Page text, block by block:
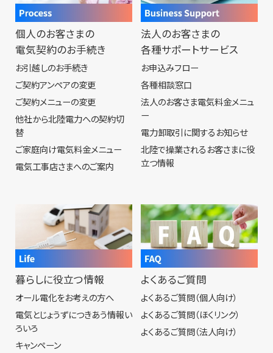
個人のお客さまの
電気契約のお手続き
お引越しのお手続き
ご契約アンペアの変更
ご契約メニューの変更
他社から北陸電力への契約切
替
ご家庭向け電気料金メニュー
電気工事店さまへのご案内
法人のお客さまの
各種サポートサービス
お申込みフロー
各種相談窓口
法人のお客さま電気料金メニュ
ー
電力卸取引に関するお知らせ
北陸で操業されるお客さまに役
立つ情報
暮らしに役立つ情報
オール電化をお考えの方へ
電気とじょうずにつきあう情報い
ろいろ
キャンペーン
よくあるご質問
よくあるご質問（個人向け）
よくあるご質問（ほくリンク）
よくあるご質問（法人向け）